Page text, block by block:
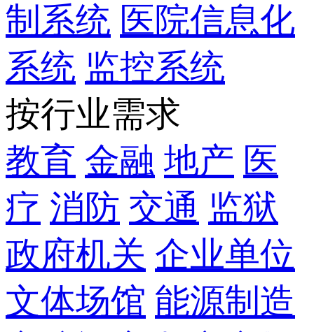
制系统 医院信息化
系统 监控系统
按行业需求
教育 金融 地产 医
疗 消防 交通 监狱
政府机关 企业单位
文体场馆 能源制造